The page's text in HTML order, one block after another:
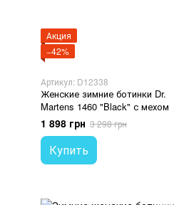
Акция
−42%
Артикул: D12338
Женские зимние ботинки Dr.
Martens 1460 "Black" с мехом
1 898 грн 3 298 грн
Купить